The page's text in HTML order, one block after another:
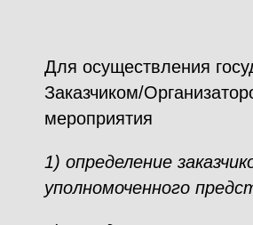
Для осуществления
Заказчиком/
мероприятия
1) определение
уполномоченного